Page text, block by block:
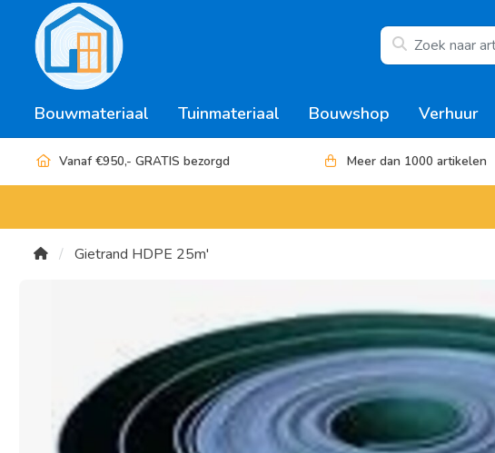
Bouwmateriaal Tuinmateriaal Bouwshop Verhuur
Vanaf €950,- GRATIS bezorgd Meer dan 1000 artikelen
Gietrand HDPE 25m'